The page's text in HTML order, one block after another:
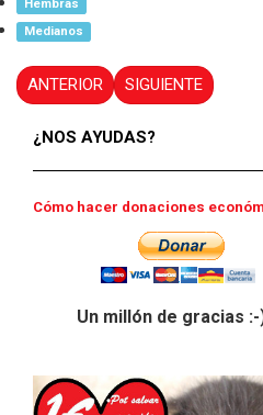
Hembras
Medianos
ANTERIOR SIGUIENTE
¿NOS AYUDAS?
Cómo hacer donaciones
Un millón de gracias